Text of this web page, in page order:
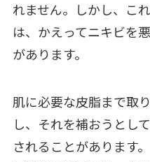
れません。しかし、こ
は、かえってニキビを
があります。
肌に必要な皮脂まで取
し、それを補おうとし
されることがあります